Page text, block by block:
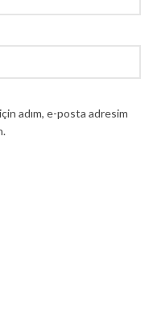
adım, e-posta adresim